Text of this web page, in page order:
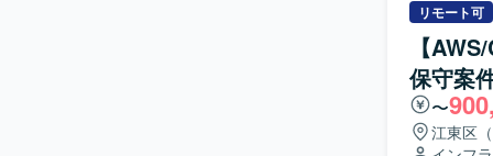
リモート可
【
保守案
〜
江東区